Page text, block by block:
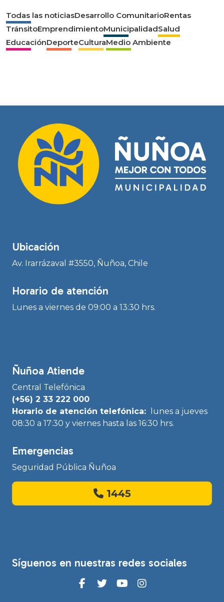
Todas las noticiasDesarrollo ComunitarioRentas
TránsitoEmprendimientoMunicipalidadSalud
EducaciónDeporteCulturaMedio Ambiente
Ubicación
Av. Irarrázaval #3550, Ñuñoa, Chile
Horario de atención
Lunes a viernes de 09:00 a 13:30 hrs.
Ñuñoa Atiende
Central Telefónica
(+56) 2 33 222 000
Horario de atención telefónica:
lunes a jueves
08:30 a 17:30 y viernes hasta las 16:30 hrs.
Emergencias
Seguridad Pública Ñuñoa
1445
Síguenos en nuestras redes sociales